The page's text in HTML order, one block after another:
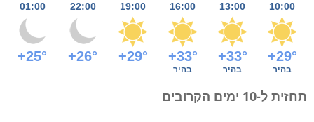
10:00
13:00
16:00
19:00
22:00
01:00
+29°
+33°
+33°
+29°
+26°
+25°
בהיר בהיר בהיר
תחזית ל-10 ימים הקרובים